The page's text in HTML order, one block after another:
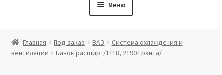
Меню
Витрина
Главная Под заказ ВАЗ
Система охлаждения и
вентиляции
Бачок расшир. /1118, 2190 Гранта/